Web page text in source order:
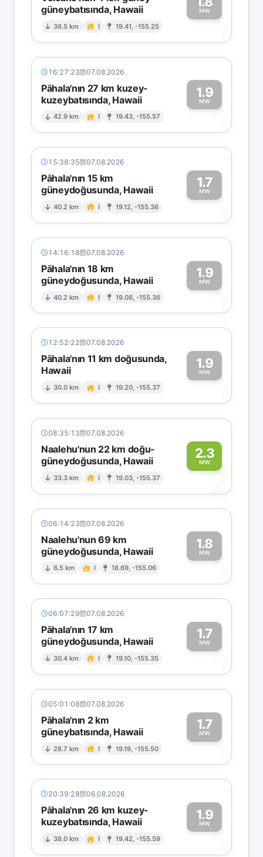
güneybatısında, Hawaii
36.5 km I 19.41, -155.25
MW1
16:27:23 07.08.2026
Pāhala'nın 27 km kuzey-
kuzeybatısında, Hawaii
42.9 km I 19.43, -155.57
1.9
MW1
15:38:35 07.08.2026
Pāhala'nın 15 km
güneydoğusunda, Hawaii
40.2 km I 19.12, -155.36
1.7
MW1
14:16:18 07.08.2026
Pāhala'nın 18 km
güneydoğusunda, Hawaii
40.2 km I 19.08, -155.36
1.9
MW1
12:52:22 07.08.2026
Pāhala'nın 11 km doğusunda,
Hawaii
30.0 km I 19.20, -155.37
1.9
MW1
08:35:13 07.08.2026
Naalehu'nun 22 km doğu-
güneydoğusunda, Hawaii
33.3 km I 19.03, -155.37
2.3
MW2
06:14:23 07.08.2026
Naalehu'nun 69 km
güneydoğusunda, Hawaii
6.5 km I 18.69, -155.06
1.8
MW1
06:07:29 07.08.2026
Pāhala'nın 17 km
güneydoğusunda, Hawaii
30.4 km I 19.10, -155.35
1.7
MW1
05:01:08 07.08.2026
Pāhala'nın 2 km
güneybatısında, Hawaii
28.7 km I 19.19, -155.50
1.7
MW1
20:39:28 06.08.2026
Pāhala'nın 26 km kuzey-
kuzeybatısında, Hawaii
38.0 km I 19.42, -155.59
1.9
MW1